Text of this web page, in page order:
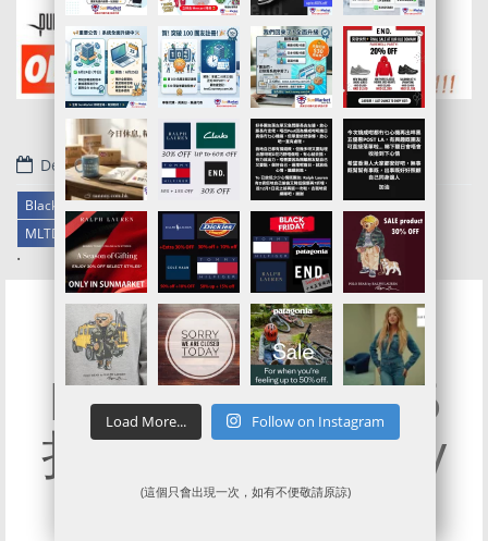
December 23, 2019
Black Friday Sale 2019
MLTD官網代購/代運/集運服務指南 | 包括G shcok全網65折優惠
.
MLTD 全年至抵6
折Christmas Day
Sale
Load More... Follow on Instagram
(這個只會出現一次，如有不便敬請原諒)